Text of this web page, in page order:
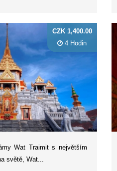
Wat Traimit s největším
světě, Wat...
CZK 1,400.00
4 Hodin